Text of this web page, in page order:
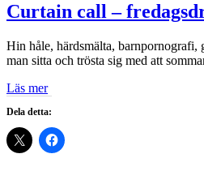
Curtain call –
Hin håle, härdsmälta, barnpornografi,
man sitta och trösta sig med att
Läs mer
Dela detta: